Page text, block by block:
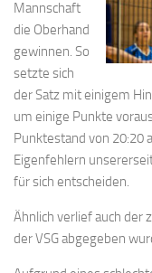
Mannschaft
die Oberhand
gewinnen. So
setzte sich
der Satz mit einigem
um einige Punkte
Punktestand von 20:20
Eigenfehlern
für sich entscheiden.
Ähnlich verlief auch der
der VSG abgegeben